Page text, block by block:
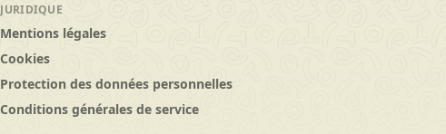
JURIDIQUE
Mentions légales
Cookies
Protection des données personnelles
Conditions générales de service